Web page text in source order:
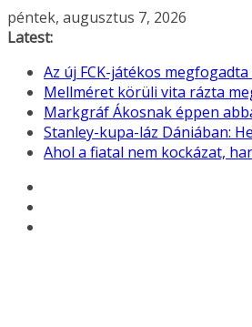
Skip
to
péntek, augusztus 7, 2026
Latest:
Az új FCK-játékos
Mellméret körüli vita rázta
Markgráf Ákosnak éppen
Stanley-kupa-láz Dániában:
Ahol a fiatal nem kockázat,